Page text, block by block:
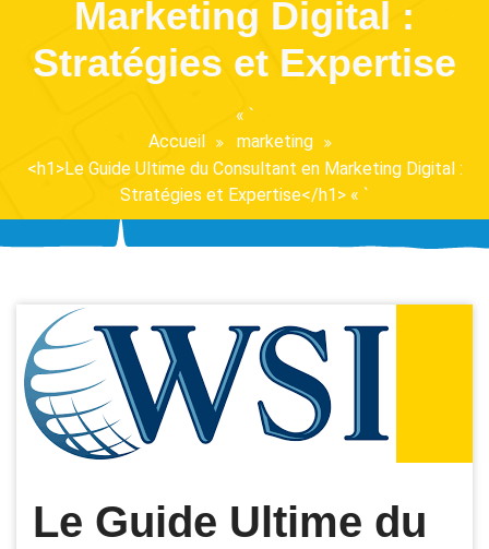
Marketing Digital :
Stratégies et Expertise
« `
Accueil
marketing
<h1>Le Guide Ultime du Consultant en Marketing Digital :
Stratégies et Expertise</h1> « `
Le Guide Ultime du